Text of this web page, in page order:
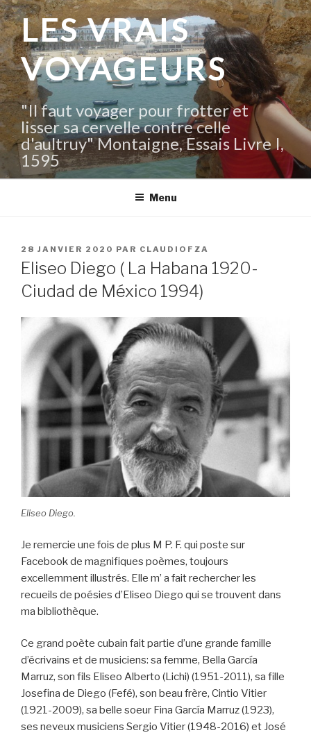
Aller
au
contenu
principal
LES VRAIS
VOYAGEURS
"Il faut voyager pour frotter et
lisser sa cervelle contre celle
d'aultruy" Montaigne, Essais Livre I,
1595
Menu
PUBLIÉ
LE
28 JANVIER 2020 PAR CLAUDIOFZA
Eliseo Diego ( La Habana 1920-
Ciudad de México 1994)
Eliseo Diego.
Je remercie une fois de plus M P. F. qui poste sur
Facebook de magnifiques poèmes, toujours
excellemment illustrés. Elle m’ a fait rechercher les
recueils de poésies d’Eliseo Diego qui se trouvent dans
ma bibliothèque.
Ce grand poète cubain fait partie d’une grande famille
d’écrivains et de musiciens: sa femme, Bella García
Marruz, son fils Eliseo Alberto (Lichi) (1951-2011), sa fille
Josefina de Diego (Fefé), son beau frère, Cintio Vitier
(1921-2009), sa belle soeur Fina García Marruz (1923),
ses neveux musiciens Sergio Vitier (1948-2016) et José